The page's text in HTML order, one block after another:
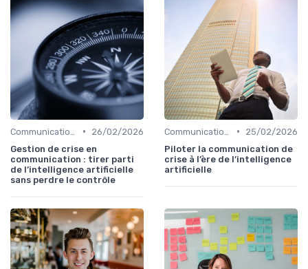
•
26/02/2026
Gestion de crise en
communication : tirer parti
de l’intelligence artificielle
sans perdre le contrôle
•
25/02/2026
Piloter la communication de
crise à l’ère de l’intelligence
artificielle